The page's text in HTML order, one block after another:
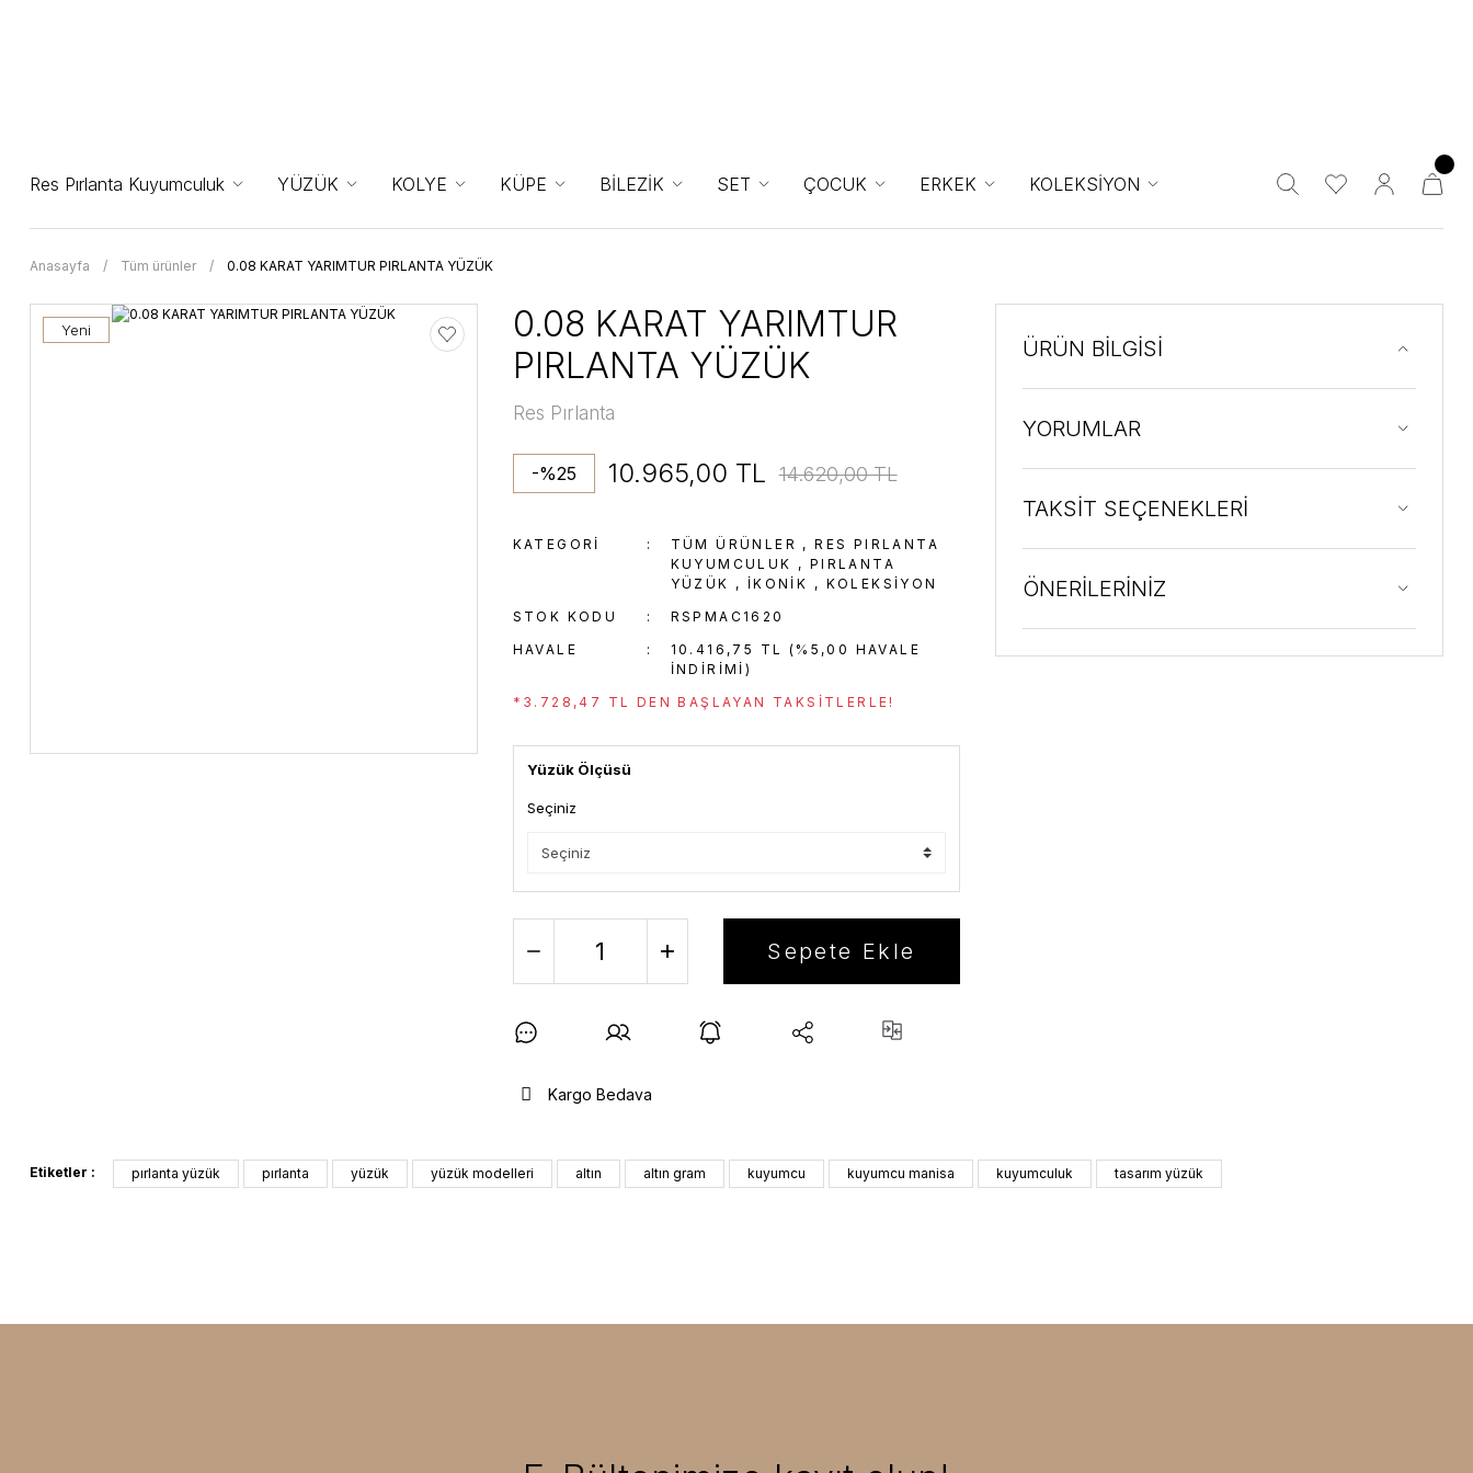
Res Pırlanta Kuyumculuk YÜZÜK KOLYE KÜPE BİLEZİK SET ÇOCUK ERKEK KOLEKSİYON
Anasayfa Tüm ürünler 0.08 KARAT YARIMTUR PIRLANTA YÜZÜK
Yeni
0.08 KARAT YARIMTUR
PIRLANTA YÜZÜK
Res Pırlanta
-%25 10.965,00 TL 14.620,00 TL
KATEGORI TÜM ÜRÜNLER ,RES PIRLANTA
KUYUMCULUK , PIRLANTA
YÜZÜK , İKONIK , KOLEKSİYON
STOK KODU
RSPMAC1620
HAVALE
10.416,75 TL (%5,00 HAVALE
INDIRIMI)
*3.728,47 TL DEN BAŞLAYAN TAKSITLERLE!
Yüzük Ölçüsü
Seçiniz
Sepete Ekle
Kargo Bedava
ÜRÜN BİLGİSİ
YORUMLAR
TAKSİT SEÇENEKLERİ
ÖNERİLERİNİZ
Etiketler : pırlanta yüzük pırlanta yüzük yüzük modelleri altın altın gram kuyumcu kuyumcu manisa kuyumculuk tasarım yüzük